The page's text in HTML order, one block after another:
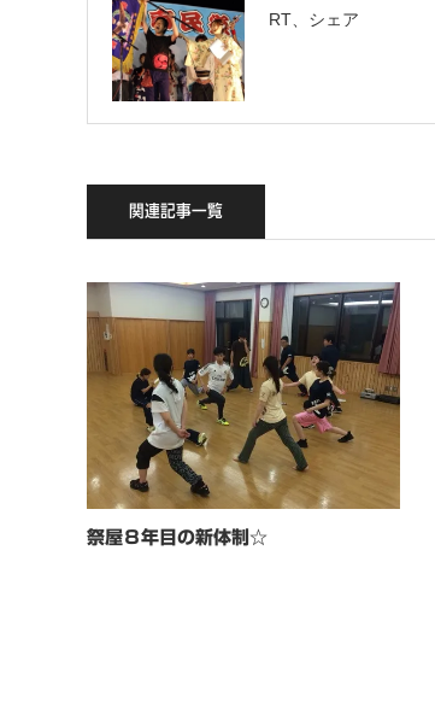
RT、シェア
関連記事一覧
祭屋８年目の新体制☆